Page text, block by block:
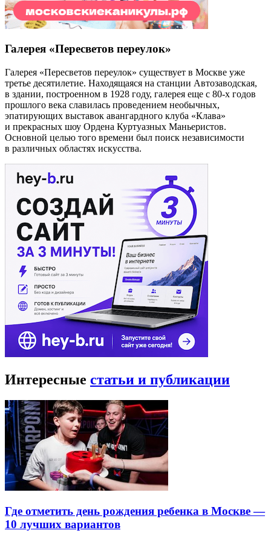
Галерея «Пересветов переулок»
Галерея «Пересветов переулок» существует в Москве уже
третье десятилетие. Находящаяся на станции Автозаводская,
в здании, построенном в 1928 году, галерея еще с 80-х годов
прошлого века славилась проведением необычных,
эпатирующих выставок авангардного клуба «Клава»
и прекрасных шоу Ордена Куртуазных Маньеристов.
Основной целью того времени был поиск независимости
в различных областях искусства.
Интересные статьи и публикации
Где отметить день рождения ребенка в Москве —
10 лучших вариантов